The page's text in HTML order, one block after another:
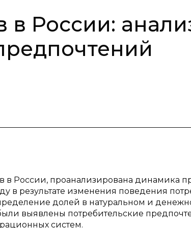
России:
в России, проанализирована динамика
результате изменения поведения
долей в натуральном и
выявлены потребительские
систем.